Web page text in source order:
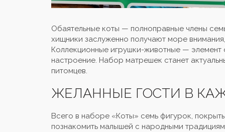
Обаятельные коты — полноправные члены
хищники заслуженно получают море
Коллекционные игрушки-животные —
настроение. Набор матрешек станет
питомцев.
ЖЕЛАННЫЕ ГОСТИ В
Всего в наборе «Коты» семь фигурок,
познакомить малышей с народными